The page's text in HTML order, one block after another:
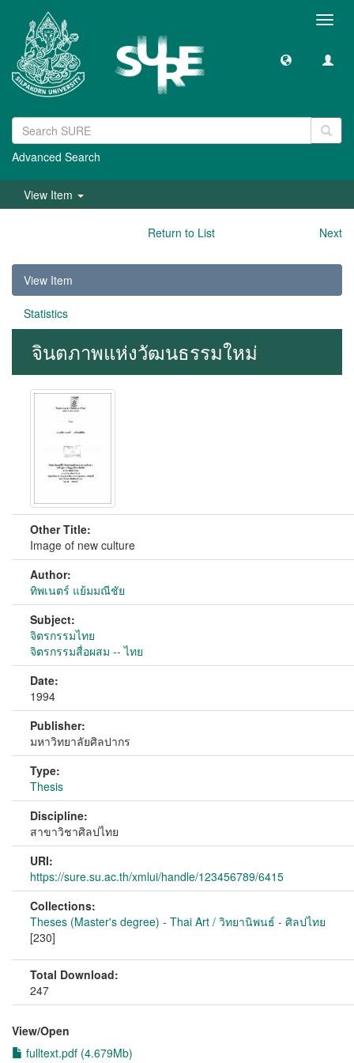
Advanced Search
View Item
Return to List Next
View Item
Statistics
จินตภาพแห่งวัฒนธรรมใหม่
Other Title:
Image of new culture
Author:
ทิพเนตร์ แย้มมณีชัย
Subject:
จิตรกรรมไทย
จิตรกรรมสื่อผสม -- ไทย
Date:
1994
Publisher:
มหาวิทยาลัยศิลปากร
Type:
Thesis
Discipline:
สาขาวิชาศิลปไทย
URI:
https://sure.su.ac.th/xmlui/handle/123456789/6415
Collections:
Theses (Master's degree) - Thai Art / วิทยานิพนธ์ - ศิลปไทย
[230]
Total Download:
247
View/Open
fulltext.pdf (4.679Mb)